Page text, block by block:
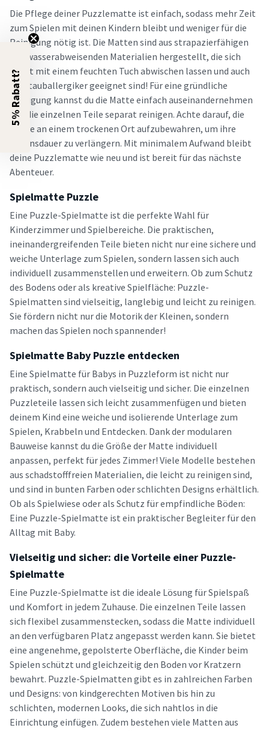
Die Pflege deiner Puzzlematte ist einfach, sodass mehr Zeit
zum Spielen mit deinen Kindern bleibt und weniger für die
Reinigung nötig ist. Die Matten sind aus strapazierfähigen
und wasserabweisenden Materialien hergestellt, die sich
leicht mit einem feuchten Tuch abwischen lassen und auch
für Stauballergiker geeignet sind! Für eine gründliche
Reinigung kannst du die Matte einfach auseinandernehmen
und die einzelnen Teile separat reinigen. Achte darauf, die
Matte an einem trockenen Ort aufzubewahren, um ihre
Lebensdauer zu verlängern. Mit minimalem Aufwand bleibt
deine Puzzlematte wie neu und ist bereit für das nächste
Abenteuer.
Spielmatte Puzzle
Eine Puzzle-Spielmatte ist die perfekte Wahl für
Kinderzimmer und Spielbereiche. Die praktischen,
ineinandergreifenden Teile bieten nicht nur eine sichere und
weiche Unterlage zum Spielen, sondern lassen sich auch
individuell zusammenstellen und erweitern. Ob zum Schutz
des Bodens oder als kreative Spielfläche: Puzzle-
Spielmatten sind vielseitig, langlebig und leicht zu reinigen.
Sie fördern nicht nur die Motorik der Kleinen, sondern
machen das Spielen noch spannender!
Spielmatte Baby Puzzle entdecken
Eine Spielmatte für Babys in Puzzleform ist nicht nur
praktisch, sondern auch vielseitig und sicher. Die einzelnen
Puzzleteile lassen sich leicht zusammenfügen und bieten
deinem Kind eine weiche und isolierende Unterlage zum
Spielen, Krabbeln und Entdecken. Dank der modularen
Bauweise kannst du die Größe der Matte individuell
anpassen, perfekt für jedes Zimmer! Viele Modelle bestehen
aus schadstofffreien Materialien, die leicht zu reinigen sind,
und sind in bunten Farben oder schlichten Designs erhältlich.
Ob als Spielwiese oder als Schutz für empfindliche Böden:
Eine Puzzle-Spielmatte ist ein praktischer Begleiter für den
Alltag mit Baby.
Vielseitig und sicher: die Vorteile einer Puzzle-
Spielmatte
Eine Puzzle-Spielmatte ist die ideale Lösung für Spielspaß
und Komfort in jedem Zuhause. Die einzelnen Teile lassen
sich flexibel zusammenstecken, sodass die Matte individuell
an den verfügbaren Platz angepasst werden kann. Sie bietet
eine angenehme, gepolsterte Oberfläche, die Kinder beim
Spielen schützt und gleichzeitig den Boden vor Kratzern
bewahrt. Puzzle-Spielmatten gibt es in zahlreichen Farben
und Designs: von kindgerechten Motiven bis hin zu
schlichten, modernen Looks, die sich nahtlos in die
Einrichtung einfügen. Zudem bestehen viele Matten aus
5% Rabatt?